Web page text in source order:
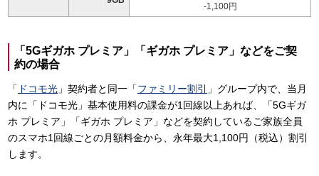
-1,100円
「5Gギガホ プレミア」「ギガホ プレミア」などをご契
約の場合
「 ドコモ光 」契約者と同一「ファミリー割引
」グループ内で、当月
内に「ドコモ光」基本使用料の課金が1回線以上あれば、「5Gギガ
ホ プレミア」「ギガホ プレミア」などを契約しているご家族全員
のスマホ1回線ごとの月額料金から、永年最大1,100円（税込）割引
します。